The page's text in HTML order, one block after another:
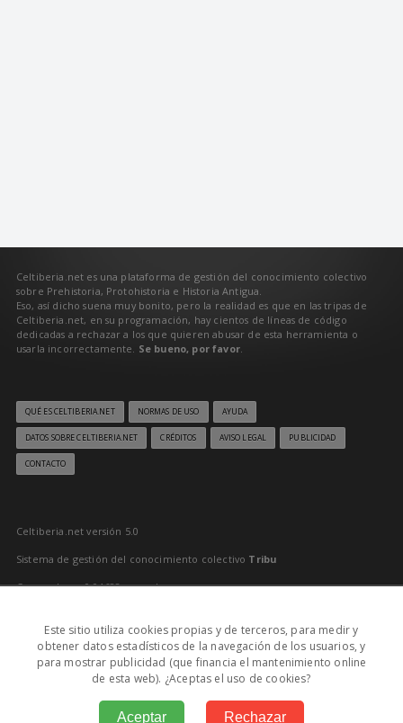
Celtiberia.net es una plataforma de gestión del conocimiento colectivo
sobre Prehistoria, Protohistoria e Historia Antigua.
Eso, así dicho suena muy bonito, pero la realidad es que en las tripas de
Celtiberia.net, en su programación, hay cientos de líneas de código
dedicadas a rechazar a los que quieren abusar de esta herramienta o
usarla incorrectamente. Se bueno, por favor.
QUÉ ES CELTIBERIA.NET NORMAS DE USO AYUDA
DATOS SOBRE CELTIBERIA.NET CRÉDITOS AVISO LEGAL PUBLICIDAD
CONTACTO
Celtiberia.net versión 5.0
Sistema de gestión del conocimiento colectivo Tribu
Generado en 0,04688 segundos
MD: 09/08/2026 11:36:00
Este sitio utiliza cookies propias y de terceros, para medir y
obtener datos estadísticos de la navegación de los usuarios, y
para mostrar publicidad (que financia el mantenimiento online
de esta web). ¿Aceptas el uso de cookies?
Aceptar Rechazar